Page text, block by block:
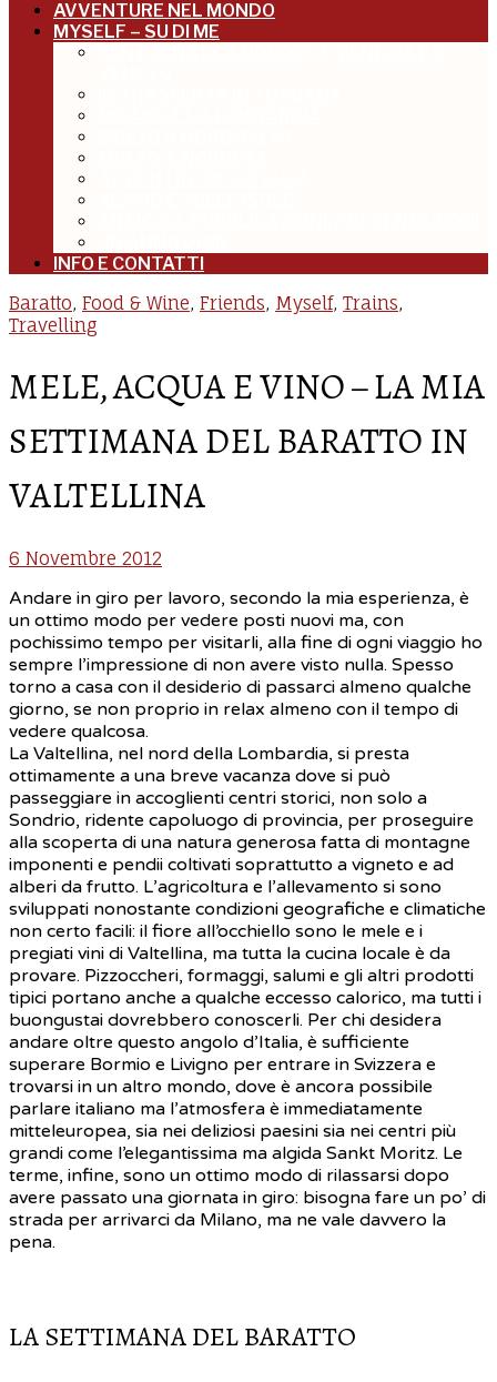
AVVENTURE NEL MONDO
MYSELF – SU DI ME
INFO E CONTATTI
Baratto, Food & Wine, Friends, Myself, Trains,
Travelling
MELE, ACQUA E VINO – LA MIA
SETTIMANA DEL BARATTO IN
VALTELLINA
6 Novembre 2012
Andare in giro per lavoro, secondo la mia esperienza, è
un ottimo modo per vedere posti nuovi ma, con
pochissimo tempo per visitarli, alla fine di ogni viaggio ho
sempre l’impressione di non avere visto nulla. Spesso
torno a casa con il desiderio di passarci almeno qualche
giorno, se non proprio in relax almeno con il tempo di
vedere qualcosa.
La Valtellina, nel nord della Lombardia, si presta
ottimamente a una breve vacanza dove si può
passeggiare in accoglienti centri storici, non solo a
Sondrio, ridente capoluogo di provincia, per proseguire
alla scoperta di una natura generosa fatta di montagne
imponenti e pendii coltivati soprattutto a vigneto e ad
alberi da frutto. L’agricoltura e l’allevamento si sono
sviluppati nonostante condizioni geografiche e climatiche
non certo facili: il fiore all’occhiello sono le mele e i
pregiati vini di Valtellina, ma tutta la cucina locale è da
provare. Pizzoccheri, formaggi, salumi e gli altri prodotti
tipici portano anche a qualche eccesso calorico, ma tutti i
buongustai dovrebbero conoscerli. Per chi desidera
andare oltre questo angolo d’Italia, è sufficiente
superare Bormio e Livigno per entrare in Svizzera e
trovarsi in un altro mondo, dove è ancora possibile
parlare italiano ma l’atmosfera è immediatamente
mitteleuropea, sia nei deliziosi paesini sia nei centri più
grandi come l’elegantissima ma algida Sankt Moritz. Le
terme, infine, sono un ottimo modo di rilassarsi dopo
avere passato una giornata in giro: bisogna fare un po’ di
strada per arrivarci da Milano, ma ne vale davvero la
pena.
LA SETTIMANA DEL BARATTO